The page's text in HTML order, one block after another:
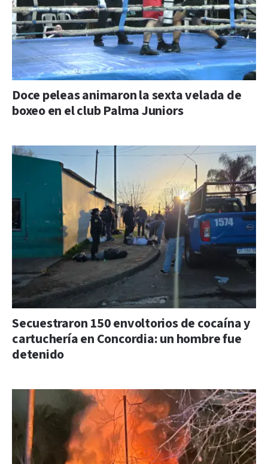
Doce peleas animaron la sexta velada de
boxeo en el club Palma Juniors
Secuestraron 150 envoltorios de cocaína y
cartuchería en Concordia: un hombre fue
detenido